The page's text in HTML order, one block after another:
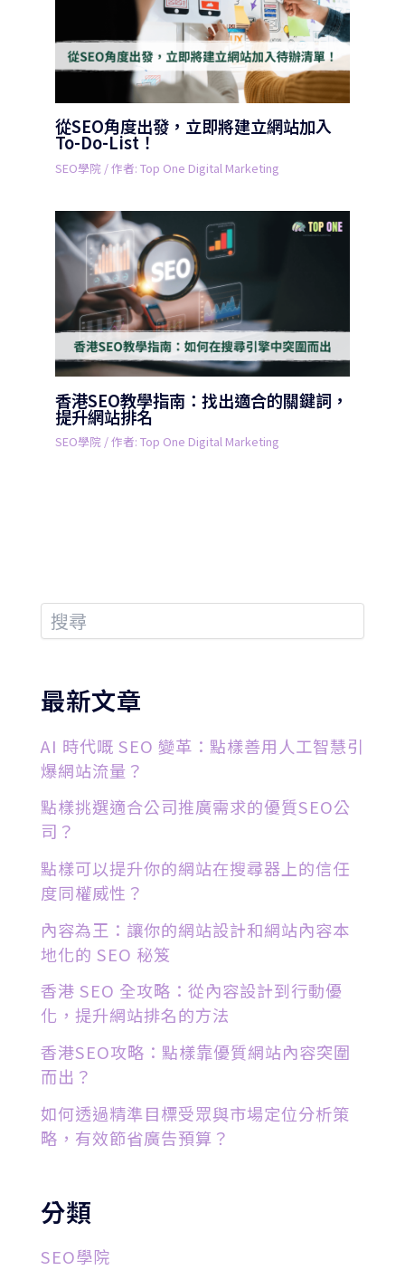
從SEO角度出發，立即將建立網站加入
To-Do-List！
SEO學院 / 作者:Top One Digital Marketing
香港SEO教學指南：找出適合的關鍵詞，
提升網站排名
SEO學院 / 作者:Top One Digital Marketing
最新文章
AI 時代嘅 SEO 變革：點樣善用人工智慧引
爆網站流量？
點樣挑選適合公司推廣需求的優質SEO公
司？
點樣可以提升你的網站在搜尋器上的信任
度同權威性？
內容為王：讓你的網站設計和網站內容本
地化的 SEO 秘笈
香港 SEO 全攻略：從內容設計到行動優
化，提升網站排名的方法
香港SEO攻略：點樣靠優質網站內容突圍
而出？
如何透過精準目標受眾與市場定位分析策
略，有效節省廣告預算？
分類
SEO學院